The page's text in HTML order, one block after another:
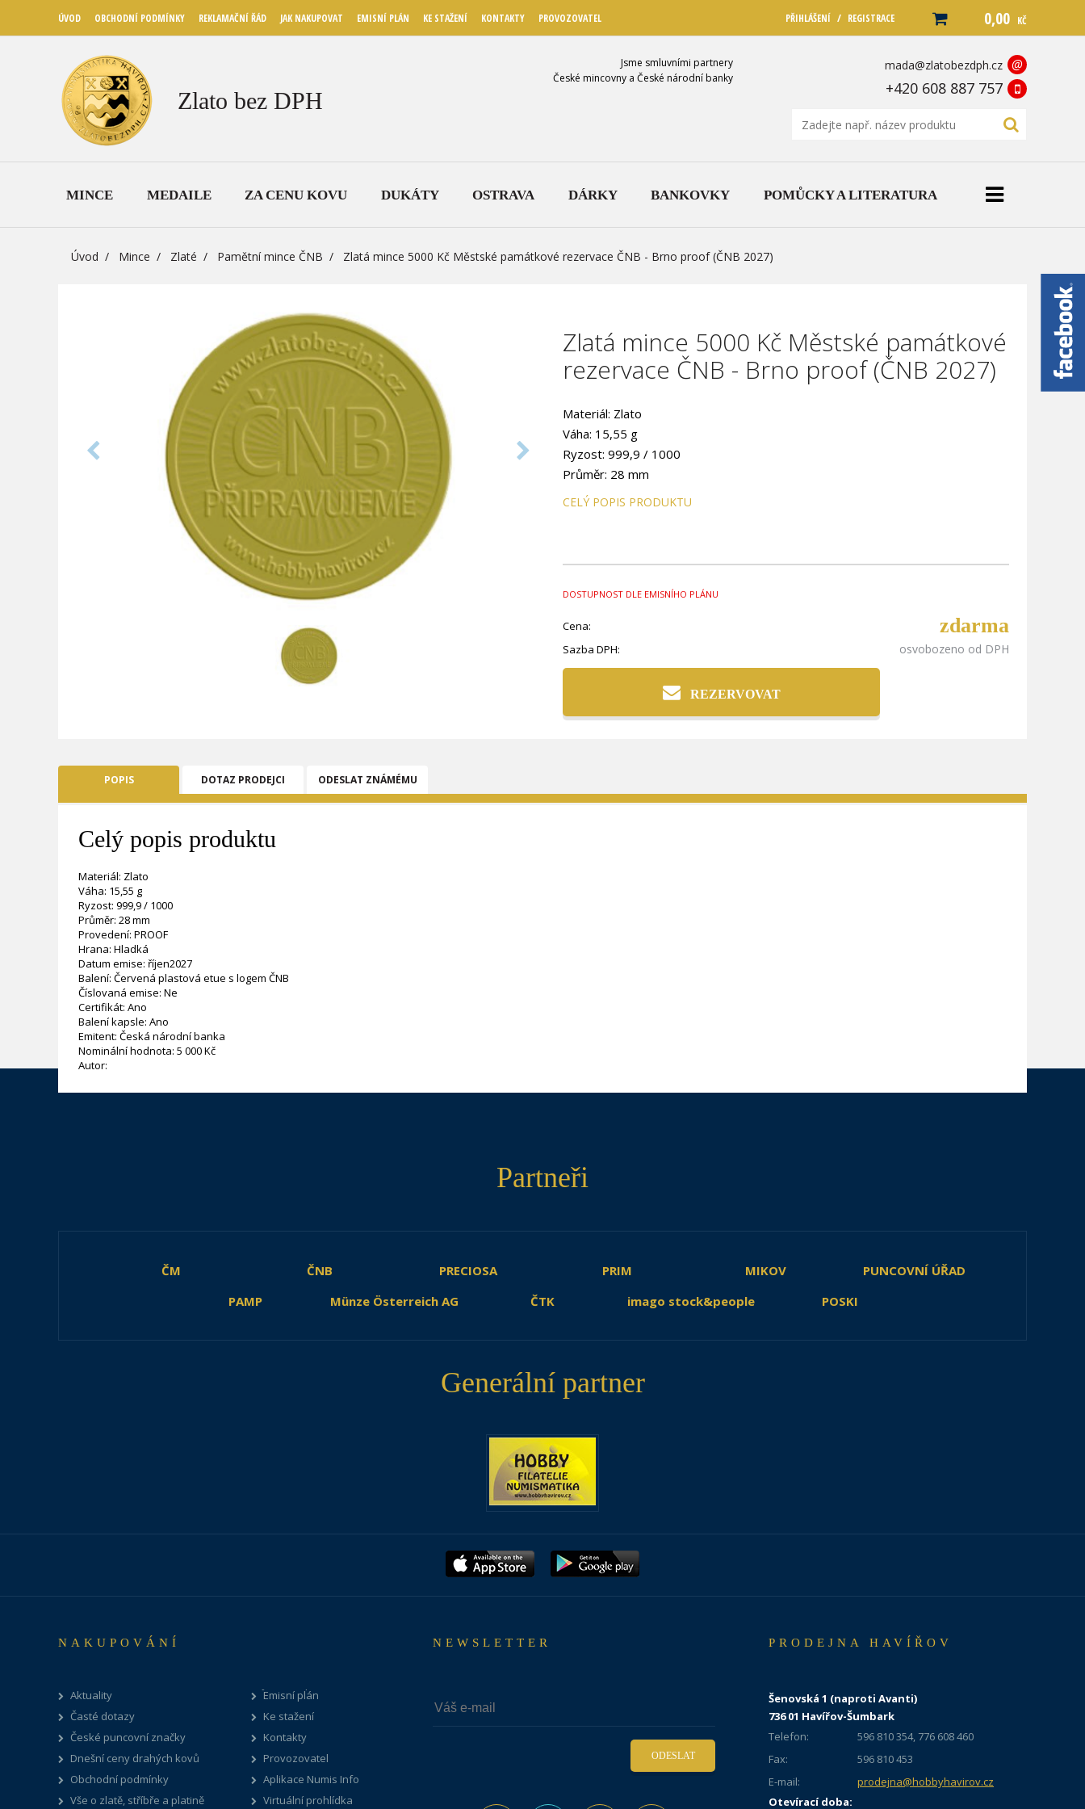
ÚVOD OBCHODNÍ PODMÍNKY REKLAMAČNÍ ŘÁD JAK NAKUPOVAT EMISNÍ PLÁN KE STAŽENÍ KONTAKTY PROVOZOVATEL PŘIHLÁŠENÍ / REGISTRACE 0,00 KČ
Zlato bez DPH
Jsme smluvními partnery
České mincovny a České národní banky
mada@zlatobezdph.cz @
+420 608 887 757
MINCE MEDAILE ZA CENU KOVU DUKÁTY OSTRAVA DÁRKY BANKOVKY POMŮCKY A LITERATURA
Úvod Mince Zlaté Pamětní mince ČNB Zlatá mince 5000 Kč Městské památkové rezervace ČNB - Brno proof (ČNB 2027)
Zlatá mince 5000 Kč Městské památkové
rezervace ČNB - Brno proof (ČNB 2027)
Materiál: Zlato
Váha: 15,55 g
Ryzost: 999,9 / 1000
Průměr: 28 mm
Provedení: PROOF
CELÝ POPIS PRODUKTU
DOSTUPNOST DLE EMISNÍHO PLÁNU
Cena: zdarma
Sazba DPH: osvobozeno od DPH
REZERVOVAT
POPIS DOTAZ PRODEJCI ODESLAT ZNÁMÉMU
Celý popis produktu
Materiál: Zlato
Váha: 15,55 g
Ryzost: 999,9 / 1000
Průměr: 28 mm
Provedení: PROOF
Hrana: Hladká
Datum emise: říjen2027
Balení: Červená plastová etue s logem ČNB
Číslovaná emise: Ne
Certifikát: Ano
Balení kapsle: Ano
Emitent: Česká národní banka
Nominální hodnota: 5 000 Kč
Autor:
Partneři
ČM ČNB PRECIOSA PRIM MIKOV
PUNCOVNÍ ÚŘAD
PAMP
Münze Österreich AG ČTK imago stock&people POSKI
Generální partner
NAKUPOVÁNÍ
Aktuality
Časté dotazy
České puncovní značky
Dnešní ceny drahých kovů
Obchodní podmínky
Vše o zlatě, stříbře a platině
Emisní plán
Ke stažení
Kontakty
Provozovatel
Aplikace Numis Info
Virtuální prohlídka
NEWSLETTER
ODESLAT
PRODEJNA HAVÍŘOV
Šenovská 1 (naproti Avanti)
736 01 Havířov-Šumbark
Telefon:
596 810 354, 776 608 460
Fax:
596 810 453
E-mail:
prodejna@hobbyhavirov.cz
Otevírací doba: